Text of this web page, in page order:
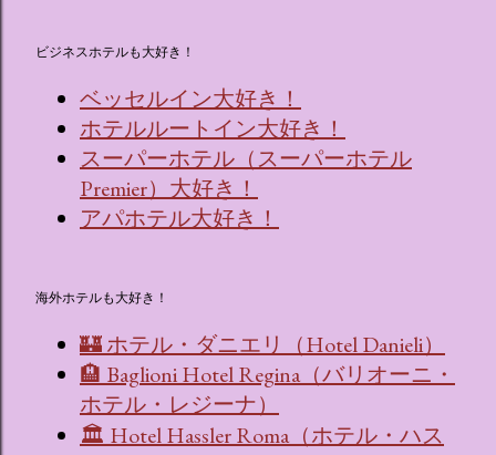
ビジネスホテルも大好き！
ベッセルイン大好き！
ホテルルートイン大好き！
スーパーホテル（スーパーホテル
Premier）大好き！
アパホテル大好き！
海外ホテルも大好き！
🏰 ホテル・ダニエリ（Hotel Danieli）
🏨 Baglioni Hotel Regina（バリオーニ・
ホテル・レジーナ）
🏛 Hotel Hassler Roma（ホテル・ハス